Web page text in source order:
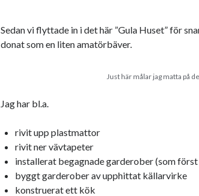
Sedan vi flyttade in i det här ”Gula Huset” för
donat som en liten amatörbäver.
Just här målar jag matta på
Jag har bl.a.
rivit upp plastmattor
rivit ner vävtapeter
installerat begagnade garderober (som
byggt garderober av upphittat källarvirke
konstruerat ett kök